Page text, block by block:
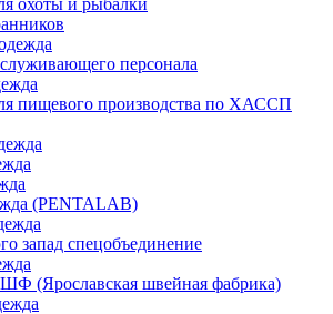
охоты и рыбалки
персонала
пищевого производства по ХАССП
(PENTALAB)
запад спецобъединение
(Ярославская швейная фабрика)